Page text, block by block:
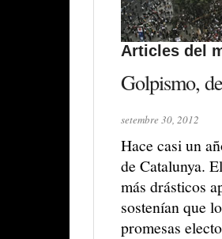
Articles del
Golpismo,
setembre 30, 2012
Hace casi un
de Catalunya.
más drásticos
sostenían que
promesas